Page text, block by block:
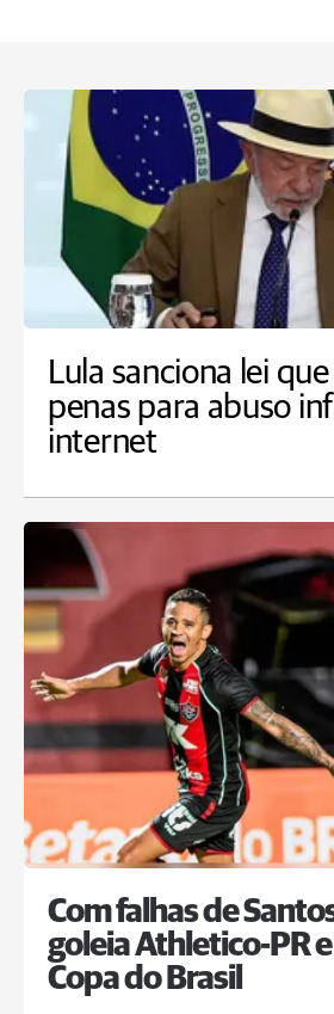
Lula sanciona lei
penas para abuso
internet
Com falhas de
goleia Athletico-PR
Copa do Brasil